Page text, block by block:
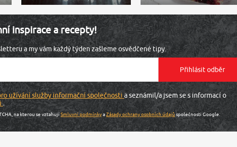
inspirace a recepty!
a my vám každý týden zašleme osvědčené tipy.
užívání služby informační společnosti a seznámil/a jsem se s informací o
.
na kterou se vztahujíSmluvní podmínkyaZásady ochrany osobních údajůspolečnosti Google.